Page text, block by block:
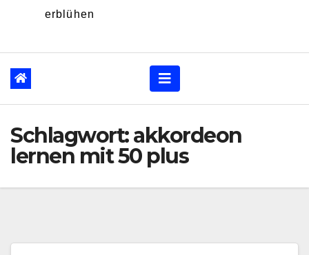
erblühen
Schlagwort:akkordeon
lernen mit 50 plus